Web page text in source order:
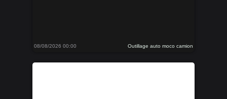
08/08/2026 00:00 Outillage auto moco camion